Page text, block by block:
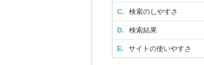
C. 検索のしやすさ
D. 検索結果
E. サイトの使いやすさ